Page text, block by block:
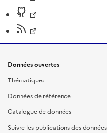
Données ouvertes
Thématiques
Données de référence
Catalogue de données
Suivre les publications des données